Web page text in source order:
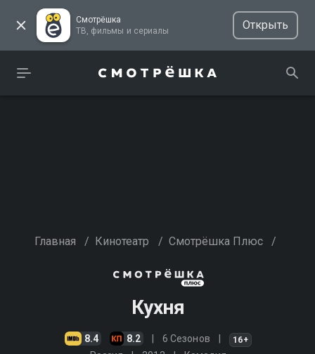
Смотрёшка
ТВ, фильмы и сериалы
Открыть
Главная / Кинотеатр / Смотрёшка Плюс /
Кухня
8.4 8.2 6 Сезонов 16+